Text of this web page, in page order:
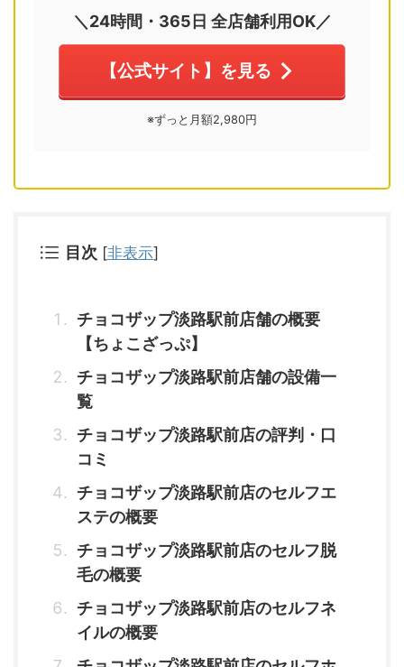
＼24時間・365日 全店舗利用OK／
【公式サイト】を見る
※ずっと月額2,980円
目次 [非表示]
チョコザップ淡路駅前店舗の概要
【ちょこざっぷ】
チョコザップ淡路駅前店舗の設備一
覧
チョコザップ淡路駅前店の評判・口
コミ
チョコザップ淡路駅前店のセルフエ
ステの概要
チョコザップ淡路駅前店のセルフ脱
毛の概要
チョコザップ淡路駅前店のセルフネ
イルの概要